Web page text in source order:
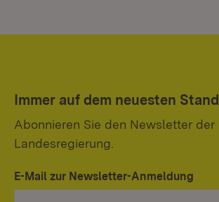
Immer auf dem neuesten Stand
Abonnieren Sie den Newsletter der
Landesregierung.
E-Mail zur Newsletter-Anmeldung